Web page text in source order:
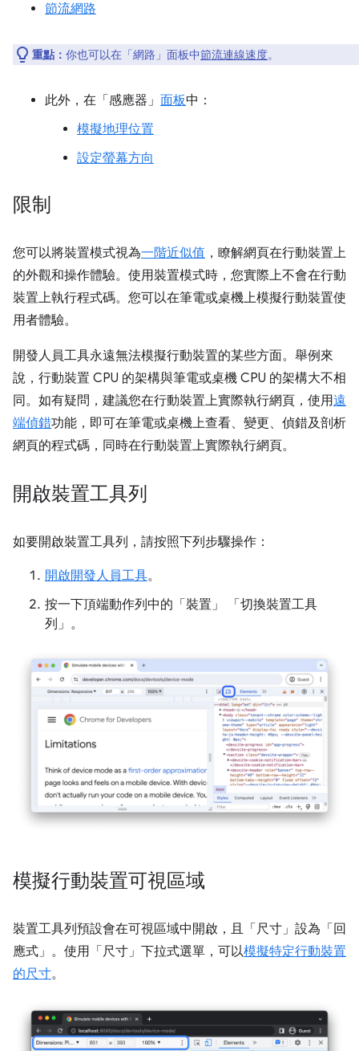
節流網路
重點： 你也可以在「網路」 面板中節流連線速度。
此外，在「感應器」 面板中：
模擬地理位置
設定螢幕方向
限制
您可以將裝置模式視為一階近似值 ，瞭解網頁在行動裝置上
的外觀和操作體驗。使用裝置模式時，您實際上不會在行動
裝置上執行程式碼。您可以在筆電或桌機上模擬行動裝置使
用者體驗。
開發人員工具永遠無法模擬行動裝置的某些方面。舉例來
說，行動裝置 CPU 的架構與筆電或桌機 CPU 的架構大不相
同。如有疑問，建議您在行動裝置上實際執行網頁，使用遠
端偵錯功能，即可在筆電或桌機上查看、變更、偵錯及剖析
網頁的程式碼，同時在行動裝置上實際執行網頁。
開啟裝置工具列
如要開啟裝置工具列，請按照下列步驟操作：
開啟開發人員工具。
按一下頂端動作列中的「裝置」
「切換裝置工具
列」 。
模擬行動裝置可視區域
裝置工具列預設會在可視區域中開啟，且「尺寸」 設為「回
應式」 。使用「尺寸」 下拉式選單，可以模擬特定行動裝置
的尺寸。